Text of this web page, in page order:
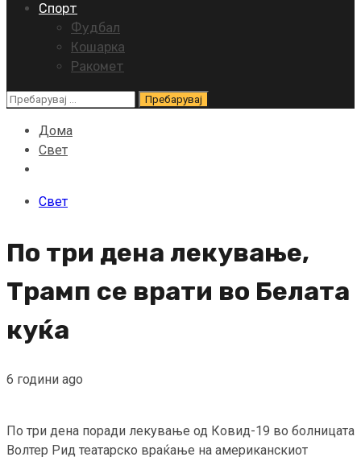
Спорт
Фудбал
Кошарка
Ракомет
Пребарувај
Дома
Свет
Свет
По три дена лекување,
Трамп се врати во Белата
куќа
6 години ago
По три дена поради лекување од Ковид-19 во болницата
Волтер Рид театарско враќање на американскиот